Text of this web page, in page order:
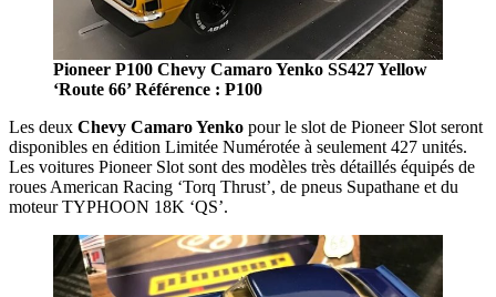
Pioneer P100 Chevy Camaro Yenko SS427 Yellow
‘Route 66’ Référence : P100
Les deux Chevy Camaro Yenko pour le slot de Pioneer Slot seront
disponibles en édition Limitée Numérotée à seulement 427 unités.
Les voitures Pioneer Slot sont des modèles très détaillés équipés de
roues American Racing ‘Torq Thrust’, de pneus Supathane et du
moteur TYPHOON 18K ‘QS’.